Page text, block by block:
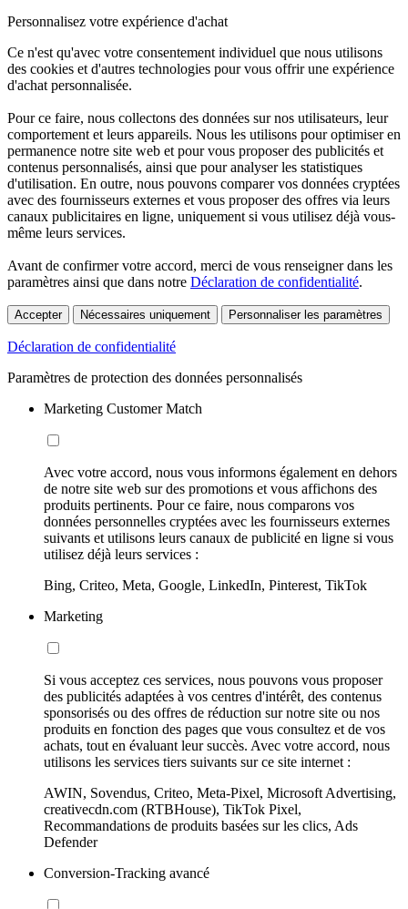
Personnalisez votre expérience d'achat
Ce n'est qu'avec votre consentement individuel que nous utilisons
des cookies et d'autres technologies pour vous offrir une expérience
d'achat personnalisée.
Pour ce faire, nous collectons des données sur nos utilisateurs, leur
comportement et leurs appareils. Nous les utilisons pour optimiser en
permanence notre site web et pour vous proposer des publicités et
contenus personnalisés, ainsi que pour analyser les statistiques
d'utilisation. En outre, nous pouvons comparer vos données cryptées
avec des fournisseurs externes et vous proposer des offres via leurs
canaux publicitaires en ligne, uniquement si vous utilisez déjà vous-
même leurs services.
Avant de confirmer votre accord, merci de vous renseigner dans les
paramètres ainsi que dans notre Déclaration de confidentialité.
Accepter Nécessaires uniquement Personnaliser les paramètres
Déclaration de confidentialité
Paramètres de protection des données personnalisés
Marketing Customer Match
Avec votre accord, nous vous informons également en dehors
de notre site web sur des promotions et vous affichons des
produits pertinents. Pour ce faire, nous comparons vos
données personnelles cryptées avec les fournisseurs externes
suivants et utilisons leurs canaux de publicité en ligne si vous
utilisez déjà leurs services :
Bing, Criteo, Meta, Google, LinkedIn, Pinterest, TikTok
Marketing
Si vous acceptez ces services, nous pouvons vous proposer
des publicités adaptées à vos centres d'intérêt, des contenus
sponsorisés ou des offres de réduction sur notre site ou nos
produits en fonction des pages que vous consultez et de vos
achats, tout en évaluant leur succès. Avec votre accord, nous
utilisons les services tiers suivants sur ce site internet :
AWIN, Sovendus, Criteo, Meta-Pixel, Microsoft Advertising,
creativecdn.com (RTBHouse), TikTok Pixel,
Recommandations de produits basées sur les clics, Ads
Defender
Conversion-Tracking avancé